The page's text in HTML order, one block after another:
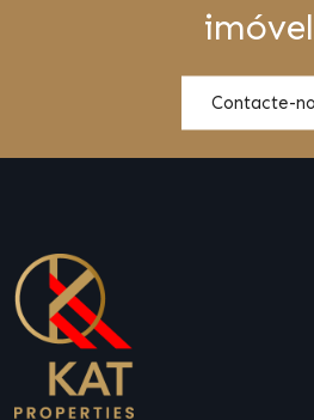
Contacte-